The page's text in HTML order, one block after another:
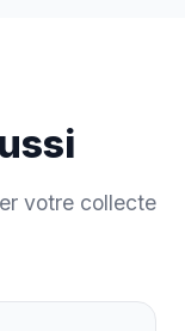
votre collecte